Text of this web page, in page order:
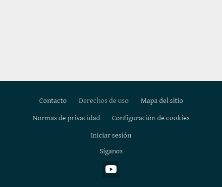
Footer
Contacto Derechos de uso Mapa del sitio
Normas de privacidad Configuración de cookies
Iniciar sesión
Síganos